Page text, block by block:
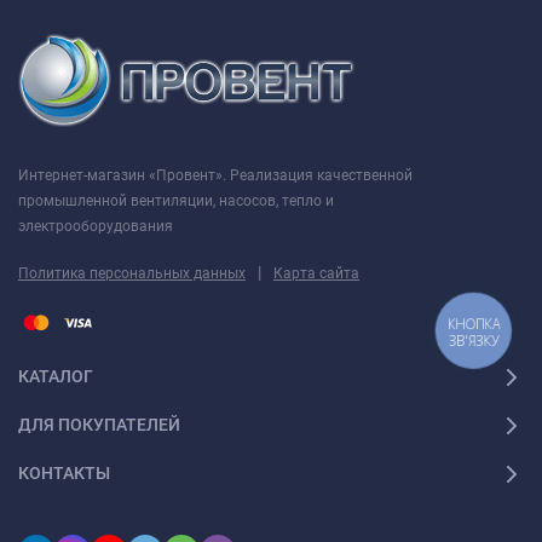
Интернет-магазин «Провент». Реализация качественной
промышленной вентиляции, насосов, тепло и
электрооборудования
Политика персональных данных | Карта сайта
КАТАЛОГ
ДЛЯ ПОКУПАТЕЛЕЙ
КОНТАКТЫ
КНОПКА
ЗВ'ЯЗКУ